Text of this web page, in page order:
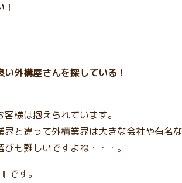
外構屋さんを探している！
様は抱えられています。
と違って外構業界は大きな会社や有名
も難しいですよね・・・。
です。